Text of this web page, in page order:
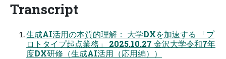
Transcript
生成AI活用の本質的理解： 大学DXを加速する 「プ
ロトタイプ起点業務」 2025.10.27 金沢大学令和7年
度DX研修（生成AI活用（応用編））